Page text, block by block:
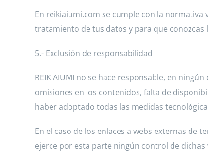
En reikiaiumi.com se cumple con la
tratamiento de tus datos y para que conozcas
5.- Exclusión de responsabilidad
REIKIAIUMI no se hace responsable, en
omisiones en los contenidos, falta de
haber adoptado todas las medidas
En el caso de los enlaces a webs externas de
ejerce por esta parte ningún control de